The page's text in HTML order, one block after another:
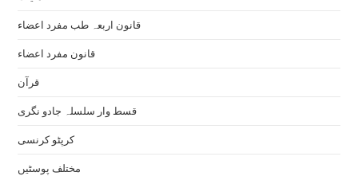
قانون اربعہ طب مفرد اعضاء
قانون مفرد اعضاء
قرآن
قسط وار سلسلہ جادو نگری
کرپٹو کرنسی
مختلف پوسٹیں